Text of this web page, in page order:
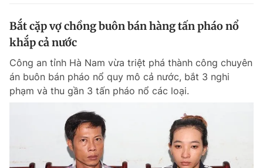
Bắt cặp vợ chồng buôn bán hàng tấn pháo nổ
khắp cả nước
Công an tỉnh Hà Nam vừa triệt phá thành công chuyên
án buôn bán pháo nổ quy mô cả nước, bắt 3 nghi
phạm và thu gần 3 tấn pháo nổ các loại.